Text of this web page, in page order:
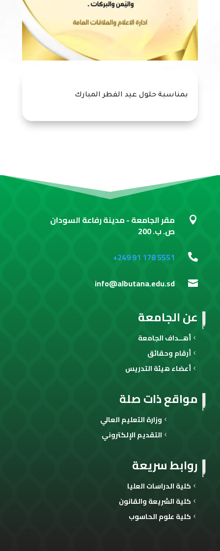
بمناسبة حلول عيد الفطر المبارك
روابط سريعة
كلية الدراسات العليا
كلية الشريعة والقانون
كلية علوم الحاسوب
مواقع ذات صلة
وزارة التعليم العالي
التقديم الإلكتروني
عن الجامعة
أهــداف الجامعة
أرقام وحقائق
أعضاء هيئة التدريس
 مقر الجامعة - مدينة رفاعة السودان
ص. ب. 200

+249 91 178 5551

info@albutana.edu.sd